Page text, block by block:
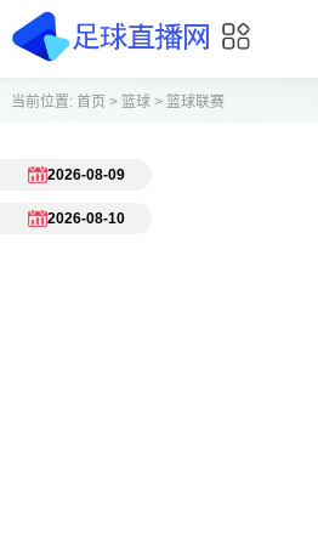
当前位置: 首页 > 篮球> 篮球联赛
2026-08-09
2026-08-10